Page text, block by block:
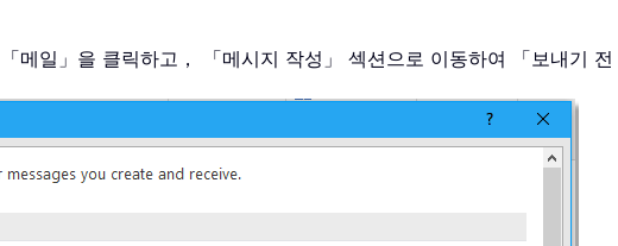
일」을 클릭하고， 「메시지 작성」 섹션으로 이동하여 「보내기 전